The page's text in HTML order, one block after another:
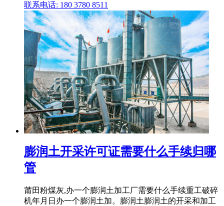
联系电话: 180 3780 8511
膨润土开采许可证需要什么手续归哪
管
莆田粉煤灰,办一个膨润土加工厂需要什么手续重工破碎
机年月日办一个膨润土加。膨润土膨润土的开采和加工